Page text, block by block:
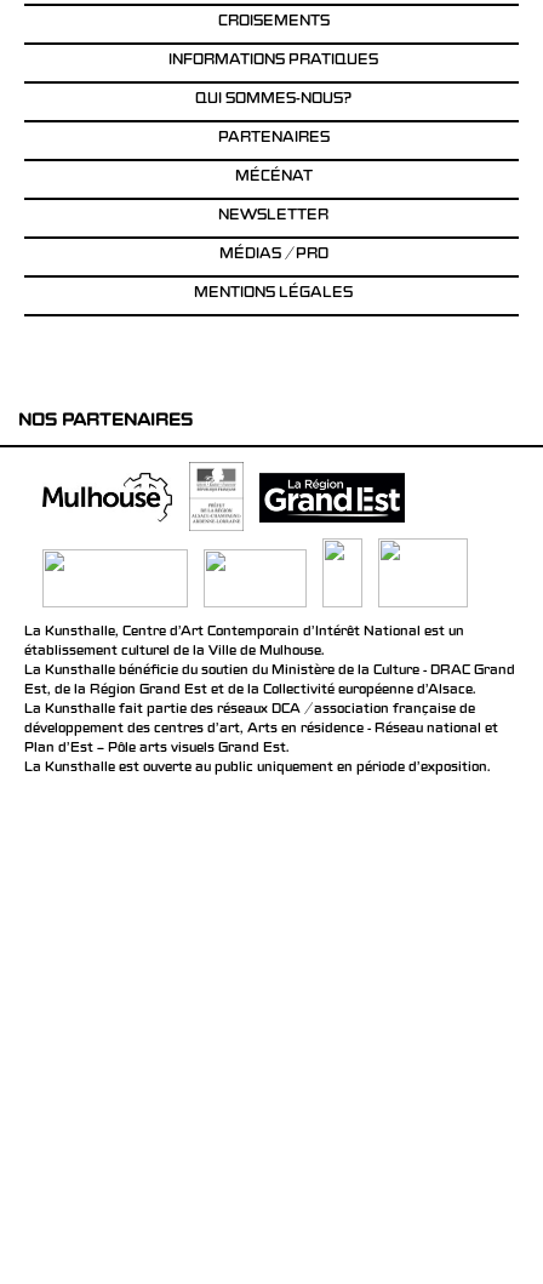
CROISEMENTS
INFORMATIONS PRATIQUES
QUI SOMMES-NOUS?
PARTENAIRES
MÉCÉNAT
NEWSLETTER
MÉDIAS / PRO
MENTIONS LÉGALES
NOS PARTENAIRES
La Kunsthalle, Centre d’Art Contemporain d’Intérêt National est un
établissement culturel de la Ville de Mulhouse.
La Kunsthalle bénéficie du soutien du Ministère de la Culture - DRAC Grand
Est, de la Région Grand Est et de la Collectivité européenne d’Alsace.
La Kunsthalle fait partie des réseaux DCA / association française de
développement des centres d'art, Arts en résidence - Réseau national et
Plan d’Est – Pôle arts visuels Grand Est.
La Kunsthalle est ouverte au public uniquement en période d'exposition.